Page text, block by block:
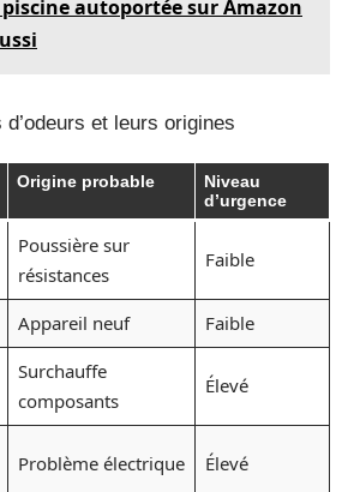
autoportée sur Amazon
et leurs origines
Origine probable
Niveau
d’urgence
Poussière sur
résistances
Faible
Appareil neuf Faible
Surchauffe
composants
Élevé
Problème électrique Élevé